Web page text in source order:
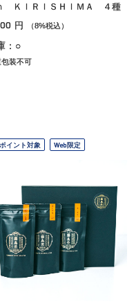
ＫＩＲＩＳＨＩＭＡ ４種
円 （8%税込）
：○
包装不可
イント対象 Web限定